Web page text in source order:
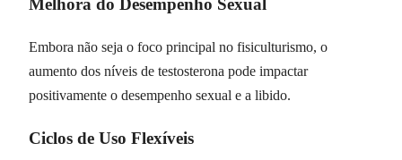
Melhora do Desempenho Sexual
Embora não seja o foco principal no fisiculturismo, o
aumento dos níveis de testosterona pode impactar
positivamente o desempenho sexual e a libido.
Ciclos de Uso Flexíveis